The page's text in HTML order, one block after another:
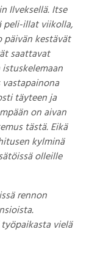
Ilveksellä. Itse
peli-illat viikolla,
kestävät
saattavat
täyteen ja
on aivan
tästä. Eikä
kylminä
olleille
rennon
vielä